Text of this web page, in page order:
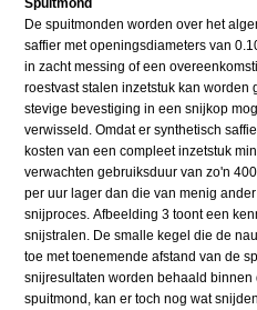
Spuitmond
De spuitmonden worden over het
saffier met openingsdiameters van
in zacht messing of een
roestvast stalen inzetstuk kan worden
stevige bevestiging in een snijkop
verwisseld. Omdat er synthetisch
kosten van een compleet inzetstuk
verwachten gebruiksduur van zo'n
per uur lager dan die van menig
snijproces. Afbeelding 3 toont een
snijstralen. De smalle kegel die de
toe met toenemende afstand van de
snijresultaten worden behaald binnen
spuitmond, kan er toch nog wat